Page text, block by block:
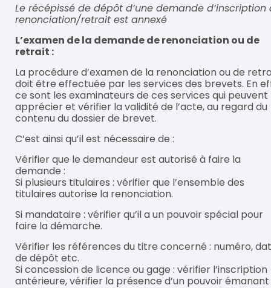
Le récépissé de dépôt d’une demande d’inscription
renonciation/retrait est annexé
L’examen de la demande de renonciation ou de
retrait :
La procédure d’examen de la renonciation ou de
doit être effectuée par les services des brevets. En
ce sont les examinateurs de ces services qui peuvent
apprécier et vérifier la validité de l’acte, au regard du
contenu du dossier de brevet.
C’est ainsi qu’il est nécessaire de :
Vérifier que le demandeur est autorisé à faire la
demande :
Si plusieurs titulaires : vérifier que l’ensemble des
titulaires autorise la renonciation.
Si mandataire : vérifier qu’il a un pouvoir spécial pour
faire la démarche.
Vérifier les références du titre concerné : numéro,
de dépôt etc.
Si concession de licence ou gage : vérifier l’inscription
antérieure, vérifier la présence d’un pouvoir émanant